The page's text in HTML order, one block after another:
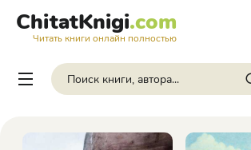
ChitatKnigi.com
Читать книги онлайн полностью